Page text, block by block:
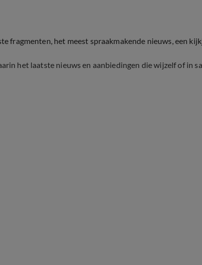
fragmenten, het meest spraakmakende nieuws, een
het laatste nieuws en aanbiedingen die wijzelf of in